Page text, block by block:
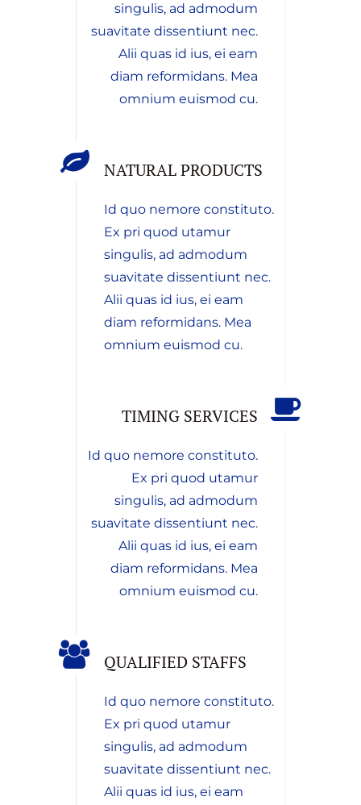
singulis, ad admodum
suavitate dissentiunt nec.
Alii quas id ius, ei eam
diam reformidans. Mea
omnium euismod cu.
NATURAL PRODUCTS
Id quo nemore constituto.
Ex pri quod utamur
singulis, ad admodum
suavitate dissentiunt nec.
Alii quas id ius, ei eam
diam reformidans. Mea
omnium euismod cu.
TIMING SERVICES
Id quo nemore constituto.
Ex pri quod utamur
singulis, ad admodum
suavitate dissentiunt nec.
Alii quas id ius, ei eam
diam reformidans. Mea
omnium euismod cu.
QUALIFIED STAFFS
Id quo nemore constituto.
Ex pri quod utamur
singulis, ad admodum
suavitate dissentiunt nec.
Alii quas id ius, ei eam